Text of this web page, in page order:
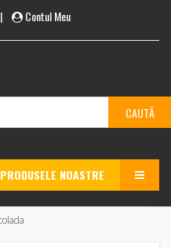
Contul Meu
PRODUSELE NOASTRE MENU